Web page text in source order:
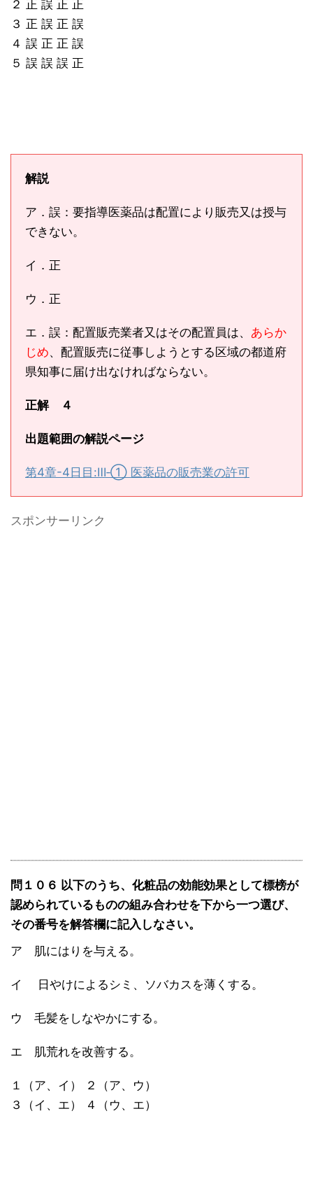
２ 正 誤 正 正
３ 正 誤 正 誤
４ 誤 正 正 誤
５ 誤 誤 誤 正
解説
ア．誤：要指導医薬品は配置により販売又は授与
できない。
イ．正
ウ．正
エ．誤：配置販売業者又はその配置員は、 あらか
じめ、配置販売に従事しようとする区域の都道府
県知事に届け出なければならない。
正解 ４
出題範囲の解説ページ
第4章-4日目:Ⅲ‐① 医薬品の販売業の許可
スポンサーリンク
問１０６ 以下のうち、化粧品の効能効果として標榜が
認められているものの組み合わせを下から一つ選び、
その番号を解答欄に記入しなさい。
ア 肌にはりを与える。
イ 日やけによるシミ、ソバカスを薄くする。
ウ 毛髪をしなやかにする。
エ 肌荒れを改善する。
１（ア、イ） ２（ア、ウ）
３（イ、エ） ４（ウ、エ）